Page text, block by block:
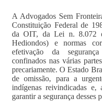
A Advogados Sem
Constituição Federal de
da OIT, da Lei n. 8.072
Hediondos) e normas
efetivação da
confinados nas várias
precariamente. O Estado
de omissão, para a
indígenas reivindicadas
garantir a segurança desses